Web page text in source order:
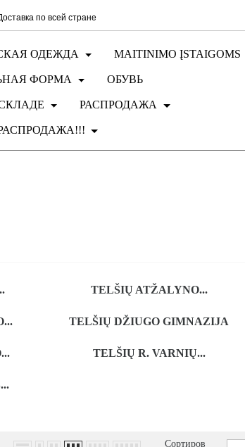
по всей стране
ОДЕЖДА MAITINIMO ĮSTAIGOMS
ФОРМА ОБУВЬ
РАСПРОДАЖА
TELŠIŲ ATŽALYNO...
TELŠIŲ DŽIUGO GIMNAZIJA
TELŠIŲ R. VARNIŲ...
Сортиров